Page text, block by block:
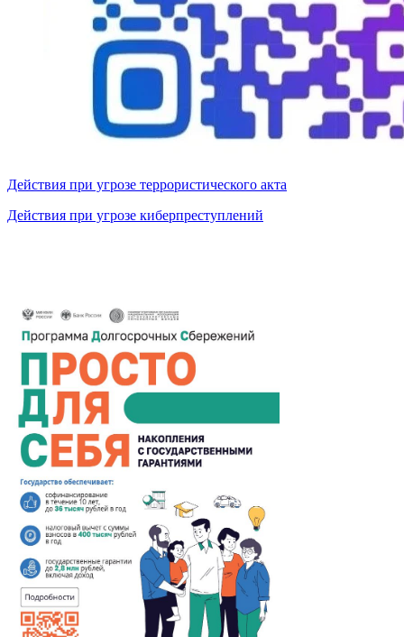
Действия при угрозе террористического акта
Действия при угрозе киберпреступлений